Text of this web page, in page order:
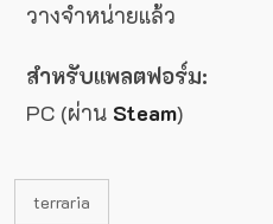
วางจำหน่ายแล้ว
สำหรับแพลตฟอร์ม:
PC (ผ่าน Steam)
terraria